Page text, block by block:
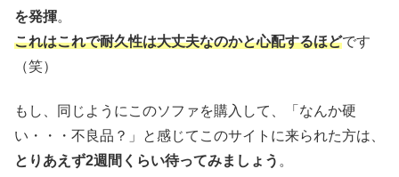
を発揮。
これはこれで耐久性は大丈夫なのかと心配するほどです
（笑）
もし、同じようにこのソファを購入して、「なんか硬
い・・・不良品？」と感じてこのサイトに来られた方は、
とりあえず2週間くらい待ってみましょう 。